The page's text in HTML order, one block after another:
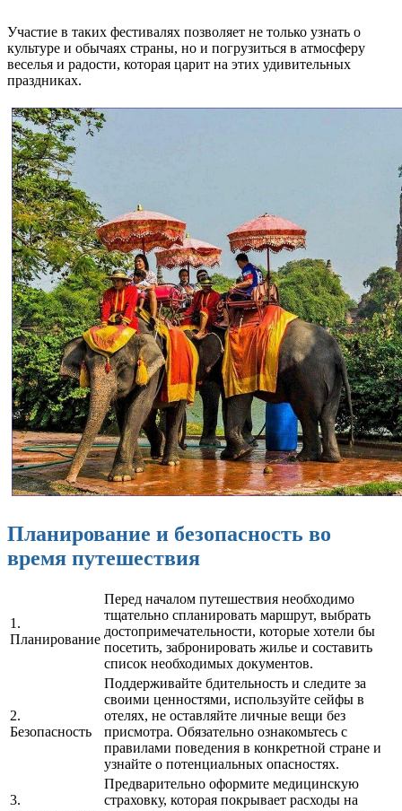
Участие в таких фестивалях позволяет не только узнать о
культуре и обычаях страны, но и погрузиться в атмосферу
веселья и радости, которая царит на этих удивительных
праздниках.
Планирование и безопасность во
время путешествия
1.
Планирование
Перед началом путешествия необходимо
тщательно спланировать маршрут, выбрать
достопримечательности, которые хотели бы
посетить, забронировать жилье и составить
список необходимых документов.
2.
Безопасность
Поддерживайте бдительность и следите за
своими ценностями, используйте сейфы в
отелях, не оставляйте личные вещи без
присмотра. Обязательно ознакомьтесь с
правилами поведения в конкретной стране и
узнайте о потенциальных опасностях.
3.
Предварительно оформите медицинскую
страховку, которая покрывает расходы на